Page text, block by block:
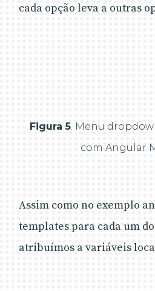
cada opção leva a outras
Figura 5. Menu
com Angular
Assim como no exemplo
templates para cada um
atribuímos a variáveis